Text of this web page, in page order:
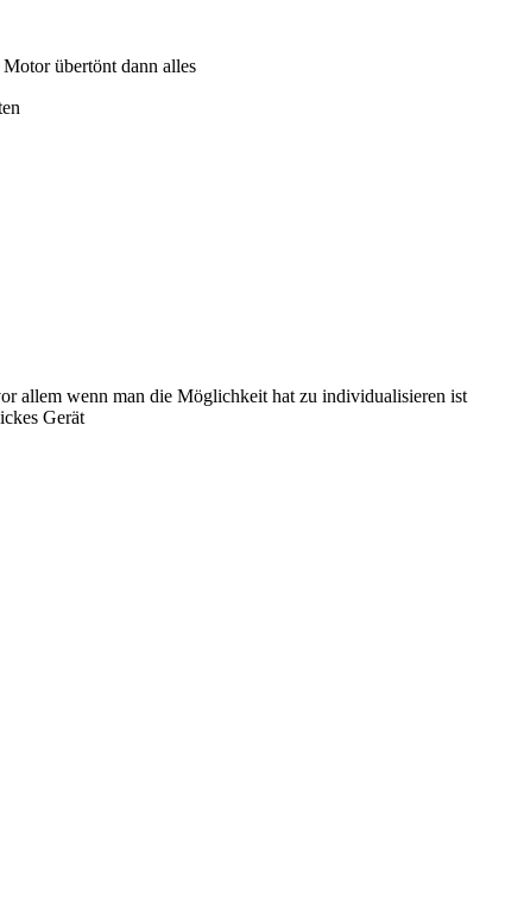
übertönt dann alles
allem wenn man die Möglichkeit hat zu individualisieren ist
Gerät